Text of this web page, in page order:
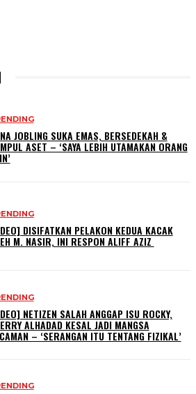
JOBLING SUKA EMAS, BERSEDEKAH &
ASET – ‘SAYA LEBIH UTAMAKAN ORANG
DISIFATKAN PELAKON KEDUA KACAK
M. NASIR, INI RESPON ALIFF AZIZ
NETIZEN SALAH ANGGAP ISU ROCKY,
ALHADAD KESAL JADI MANGSA
– ‘SERANGAN ITU TENTANG FIZIKAL’